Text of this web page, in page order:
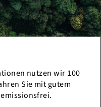
nutzen wir 100
Sie mit gutem